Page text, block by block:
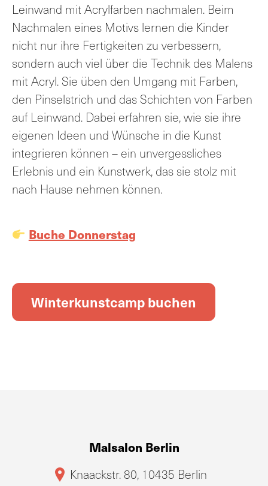
Leinwand mit Acrylfarben nachmalen. Beim
Nachmalen eines Motivs lernen die Kinder
nicht nur ihre Fertigkeiten zu verbessern,
sondern auch viel über die Technik des Malens
mit Acryl. Sie üben den Umgang mit Farben,
den Pinselstrich und das Schichten von Farben
auf Leinwand. Dabei erfahren sie, wie sie ihre
eigenen Ideen und Wünsche in die Kunst
integrieren können – ein unvergessliches
Erlebnis und ein Kunstwerk, das sie stolz mit
nach Hause nehmen können.
Buche Donnerstag
Winterkunstcamp buchen
Malsalon Berlin
Knaackstr. 80, 10435 Berlin